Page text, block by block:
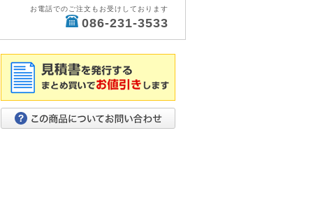
お電話でのご注文もお受けしております
086-231-3533